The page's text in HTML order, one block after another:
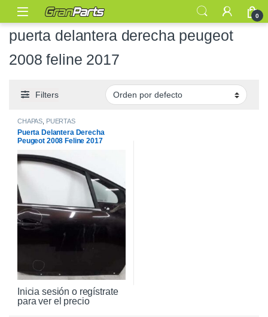
0
puerta delantera derecha peugeot
2008 feline 2017
Filters
CHAPAS PUERTAS
Puerta Delantera Derecha
Peugeot 2008 Feline 2017
Inicia sesión o regístrate
para ver el precio